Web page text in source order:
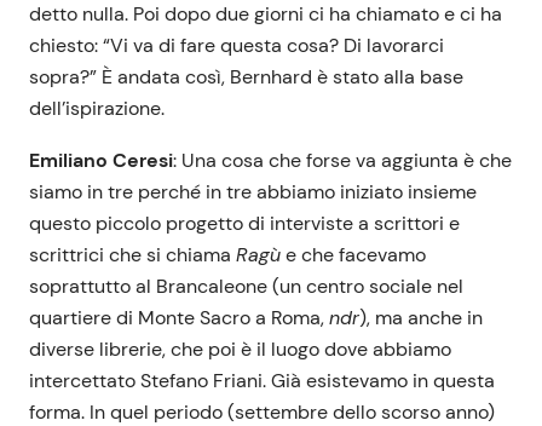
detto nulla. Poi dopo due giorni ci ha chiamato e ci ha
chiesto: “Vi va di fare questa cosa? Di lavorarci
sopra?” È andata così, Bernhard è stato alla base
dell’ispirazione.
Emiliano Ceresi: Una cosa che forse va aggiunta è che
siamo in tre perché in tre abbiamo iniziato insieme
questo piccolo progetto di interviste a scrittori e
scrittrici che si chiama Ragùe che facevamo
soprattutto al Brancaleone (un centro sociale nel
quartiere di Monte Sacro a Roma,ndr), ma anche in
diverse librerie, che poi è il luogo dove abbiamo
intercettato Stefano Friani. Già esistevamo in questa
forma. In quel periodo (settembre dello scorso anno)